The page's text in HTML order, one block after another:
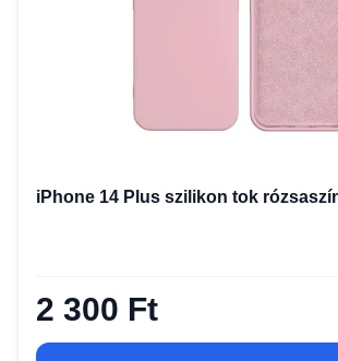
iPhone 14 Plus szilikon tok
2 300 Ft